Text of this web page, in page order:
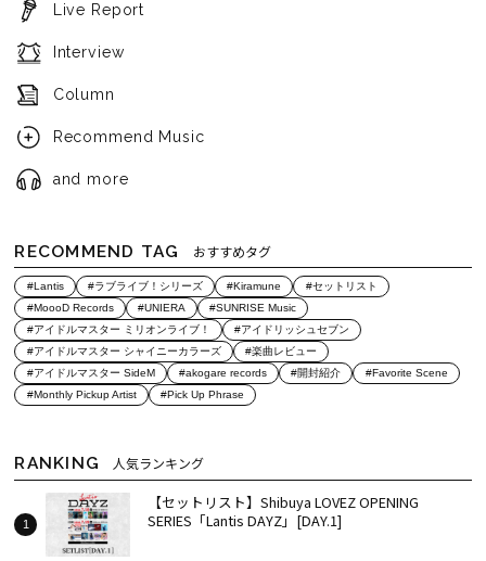
Live Report
Interview
Column
Recommend Music
and more
RECOMMEND TAG おすすめタグ
#Lantis #ラブライブ！シリーズ #Kiramune
#セットリスト
#MoooD Records
#UNIERA
#SUNRISE Music
#アイドルマスター ミリオンライブ！
#アイドリッシュセブン
#アイドルマスター シャイニーカラーズ
#楽曲レビュー
#アイドルマスター SideM
#akogare records #開封紹介
#Favorite Scene
#Monthly Pickup Artist
#Pick Up Phrase
RANKING 人気ランキング
【セットリスト】Shibuya LOVEZ OPENING
SERIES「Lantis DAYZ」[DAY.1]